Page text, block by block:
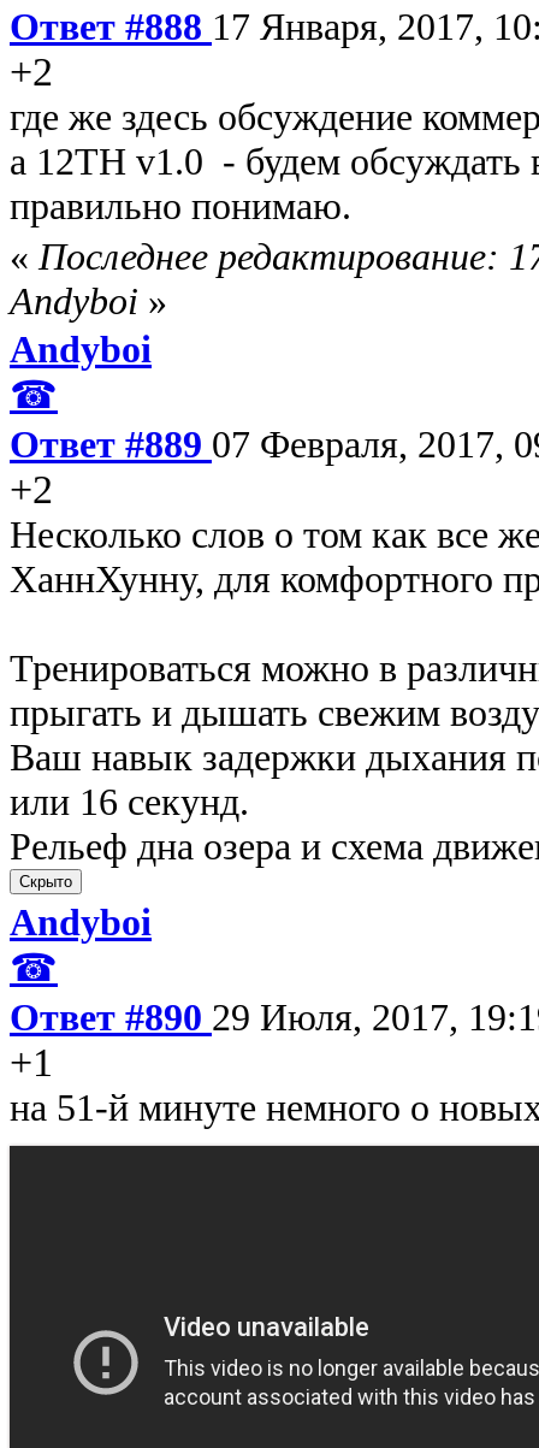
Ответ #888 17 Января, 2017,
+2
где же здесь обсуждение
а 12TH v1.0 - будем обсуждать
правильно понимаю.
« Последнее редактирование:
Andyboi »
Andyboi
☎
Ответ #889 07 Февраля, 2017,
+2
Несколько слов о том как все
ХаннХунну, для комфортного
Тренироваться можно в
прыгать и дышать свежим
Ваш навык задержки дыхания
или 16 секунд.
Рельеф дна озера и схема
Andyboi
☎
Ответ #890 29 Июля, 2017,
+1
на 51-й минуте немного о